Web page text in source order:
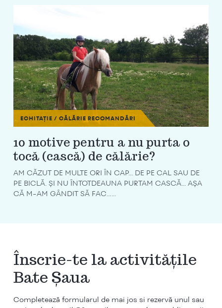
ECHITAȚIE / CĂLĂRIE RECOMANDĂRI
10 motive pentru a nu purta o
tocă (cască) de călărie?
AM CĂZUT DE MULTE ORI ÎN CAP... DE PE CAL SAU DE
PE BICLĂ. ȘI NU ÎNTOTDEAUNA PURTAM CASCĂ... AȘA
CĂ M-AM GÂNDIT SĂ FAC…...
Înscrie-te la activitățile
Bate Șaua
Completează formularul de mai jos si rezervă unul sau